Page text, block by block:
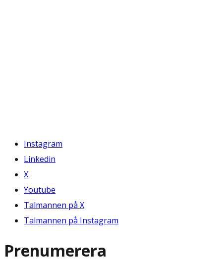
Instagram
Linkedin
X
Youtube
Talmannen på X
Talmannen på Instagram
Prenumerera